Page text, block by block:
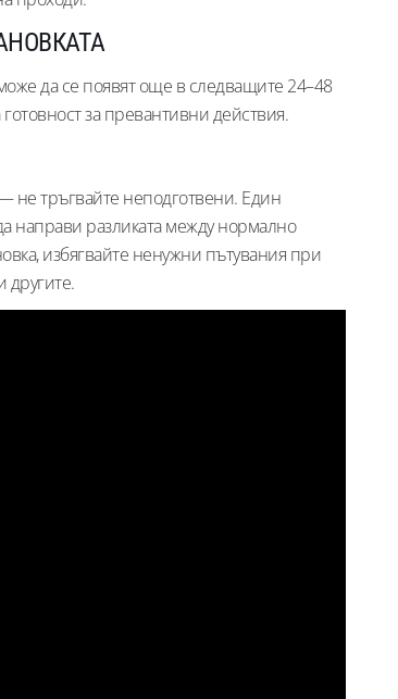
да се появят още в следващите 24–48
за превантивни действия.
тръгвайте неподготвени. Един
направи разликата между нормално
избягвайте ненужни пътувания при
другите.